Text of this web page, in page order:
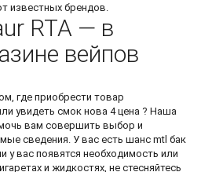
известных брендов.
RTA — в
вейпов
где приобрести товар
увидеть смок нова 4 цена ? Наша
вам совершить выбор и
сведения. У вас есть шанс mtl бак
у вас появятся необходимость или
и жидкостях, не стесняйтесь